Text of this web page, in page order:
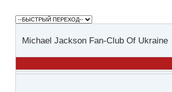
Michael Jackson Fan-Club Of Ukraine